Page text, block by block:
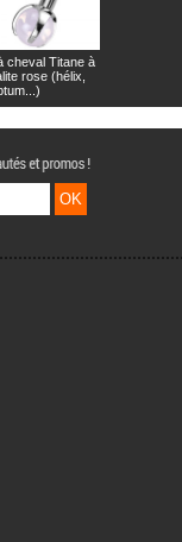
cheval Titane à
rose (hélix,